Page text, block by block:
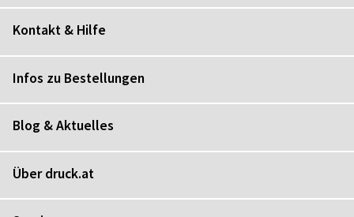
Kontakt & Hilfe
Infos zu Bestellungen
Blog & Aktuelles
Über druck.at